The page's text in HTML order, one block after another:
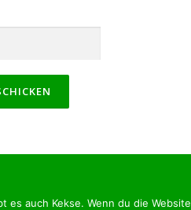
es auch Kekse. Wenn du die